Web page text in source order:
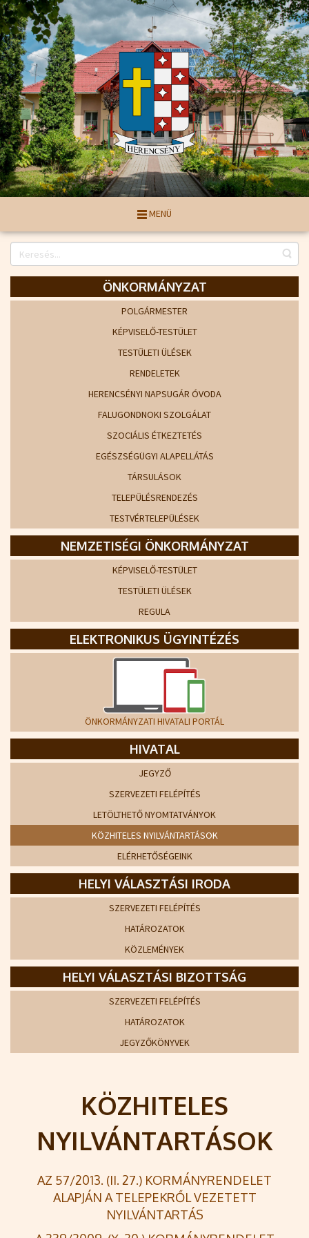
MENÜ
ÖNKORMÁNYZAT
POLGÁRMESTER
KÉPVISELŐ-TESTÜLET
TESTÜLETI ÜLÉSEK
RENDELETEK
HERENCSÉNYI NAPSUGÁR ÓVODA
FALUGONDNOKI SZOLGÁLAT
SZOCIÁLIS ÉTKEZTETÉS
EGÉSZSÉGÜGYI ALAPELLÁTÁS
TÁRSULÁSOK
TELEPÜLÉSRENDEZÉS
TESTVÉRTELEPÜLÉSEK
NEMZETISÉGI ÖNKORMÁNYZAT
KÉPVISELŐ-TESTÜLET
TESTÜLETI ÜLÉSEK
REGULA
ELEKTRONIKUS ÜGYINTÉZÉS
ÖNKORMÁNYZATI HIVATALI PORTÁL
HIVATAL
JEGYZŐ
SZERVEZETI FELÉPÍTÉS
LETÖLTHETŐ NYOMTATVÁNYOK
KÖZHITELES NYILVÁNTARTÁSOK
ELÉRHETŐSÉGEINK
HELYI VÁLASZTÁSI IRODA
SZERVEZETI FELÉPÍTÉS
HATÁROZATOK
KÖZLEMÉNYEK
HELYI VÁLASZTÁSI BIZOTTSÁG
SZERVEZETI FELÉPÍTÉS
HATÁROZATOK
JEGYZŐKÖNYVEK
KÖZHITELES
NYILVÁNTARTÁSOK
AZ 57/2013. (II. 27.) KORMÁNYRENDELET
ALAPJÁN A TELEPEKRŐL VEZETETT
NYILVÁNTARTÁS